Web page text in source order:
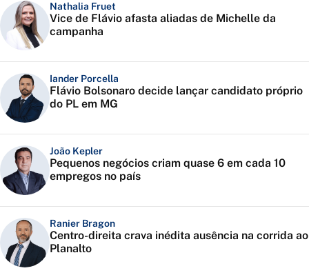
Nathalia Fruet
Vice de Flávio afasta aliadas de Michelle da
campanha
Iander Porcella
Flávio Bolsonaro decide lançar candidato próprio
do PL em MG
João Kepler
Pequenos negócios criam quase 6 em cada 10
empregos no país
Ranier Bragon
Centro-direita crava inédita ausência na corrida ao
Planalto